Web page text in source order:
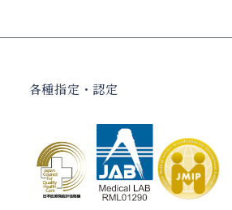
各種指定・認定